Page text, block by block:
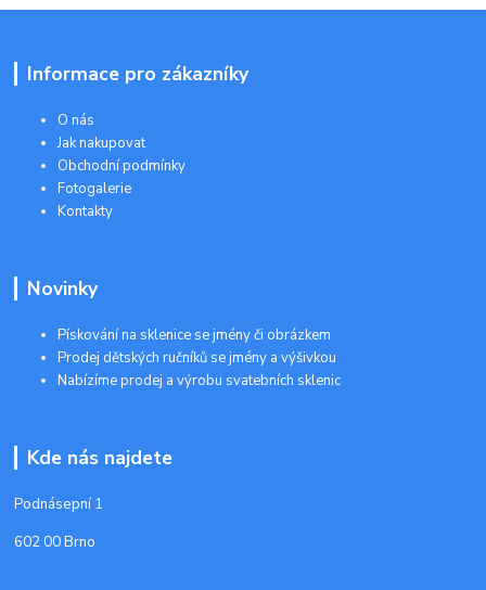
Informace pro zákazníky
O nás
Jak nakupovat
Obchodní podmínky
Fotogalerie
Kontakty
Novinky
Pískování na sklenice se jmény či obrázkem
Prodej dětských ručníků se jmény a výšivkou
Nabízíme prodej a výrobu svatebních sklenic
Kde nás najdete
Podnásepní 1
602 00 Brno